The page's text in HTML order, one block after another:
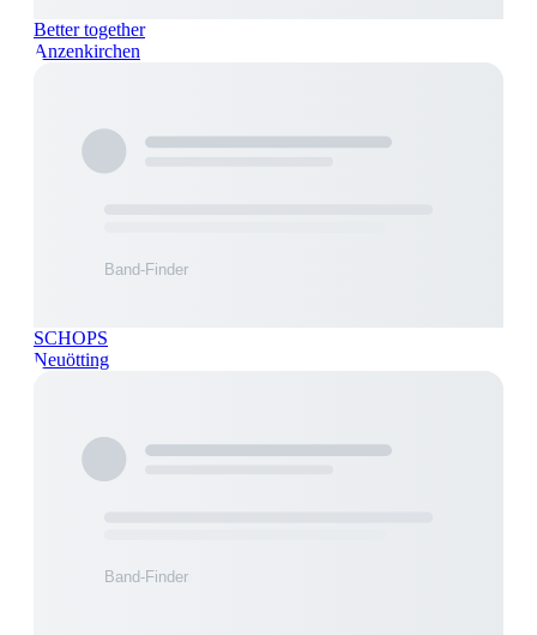
Better together
Anzenkirchen
SCHOPS
Neuötting